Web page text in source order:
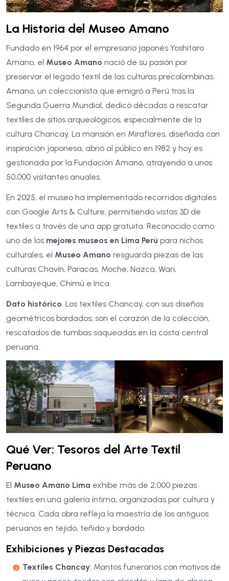
La Historia del Museo Amano
Fundado en 1964 por el empresario japonés Yoshitaro
Amano, el Museo Amano nació de su pasión por
preservar el legado textil de las culturas precolombinas.
Amano, un coleccionista que emigró a Perú tras la
Segunda Guerra Mundial, dedicó décadas a rescatar
textiles de sitios arqueológicos, especialmente de la
cultura Chancay. La mansión en Miraflores, diseñada con
inspiración japonesa, abrió al público en 1982 y hoy es
gestionada por la Fundación Amano, atrayendo a unos
50,000 visitantes anuales.
En 2025, el museo ha implementado recorridos digitales
con Google Arts & Culture, permitiendo vistas 3D de
textiles a través de una app gratuita. Reconocido como
uno de los mejores museos en Lima Perú para nichos
culturales, el Museo Amano resguarda piezas de las
culturas Chavín, Paracas, Moche, Nazca, Wari,
Lambayeque, Chimú e Inca.
Dato histórico: Los textiles Chancay, con sus diseños
geométricos bordados, son el corazón de la colección,
rescatados de tumbas saqueadas en la costa central
peruana.
Qué Ver: Tesoros del Arte Textil
Peruano
El Museo Amano Lima exhibe más de 2,000 piezas
textiles en una galería íntima, organizadas por cultura y
técnica. Cada obra refleja la maestría de los antiguos
peruanos en tejido, teñido y bordado.
Exhibiciones y Piezas Destacadas
Textiles Chancay: Mantos funerarios con motivos de